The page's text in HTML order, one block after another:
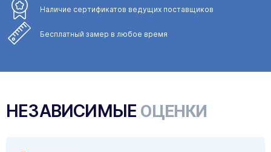
Наличие сертификатов ведущих поставщиков
Бесплатный замер в любое время
НЕЗАВИСИМЫЕ ОЦЕНКИ